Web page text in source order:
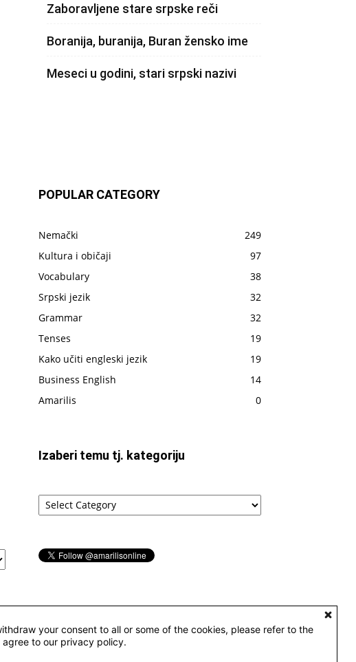
Zaboravljene stare srpske reči
Boranija, buranija, Buran žensko ime
Meseci u godini, stari srpski nazivi
POPULAR CATEGORY
Nemački
249
Kultura i običaji
97
Vocabulary
38
Srpski jezik
32
Grammar
32
Tenses
19
Kako učiti engleski jezik
19
Business English
14
Amarilis
0
Izaberi temu tj. kategoriju
Izaberi
temu
your consent to all or some of the cookies, please refer to the
to our privacy policy.